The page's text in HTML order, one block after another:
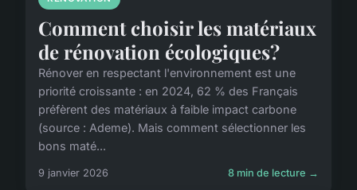
Comment choisir les matériaux
de rénovation écologiques?
Rénover en respectant l'environnement est une
priorité croissante : en 2024, 62 % des Français
préfèrent des matériaux à faible impact carbone
(source : Ademe). Mais comment sélectionner les
bons maté...
9 janvier 2026 8 min de lecture →